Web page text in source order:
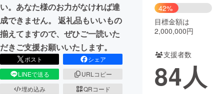
CAMPFIRE for Social Good CAMPFIRE Creation
CAMPFIREふるさと納税machi-ya コミュニティ
い。あなた様のお力がなければ達
成できません。 返礼品もいいもの
揃えてますので、ぜひご一読いた
だきご支援お願いいたします。
ポスト
シェア
LINEで送る
URLコピー
埋め込み
QRコード
42%
目標金額は
2,000,000円
支援者数
84人